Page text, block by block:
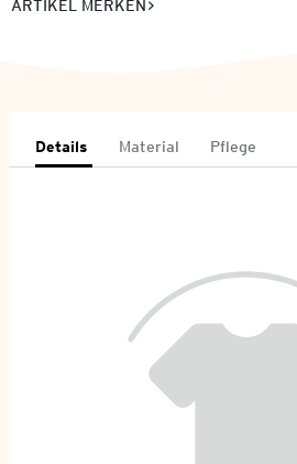
ARTIKEL MERKEN
Details Material Pflege